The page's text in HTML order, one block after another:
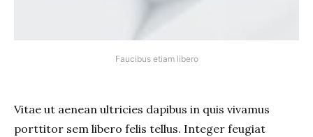
Faucibus etiam libero
Vitae ut aenean ultricies dapibus in quis vivamus
porttitor sem libero felis tellus. Integer feugiat